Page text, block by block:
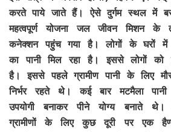
करते पाये जाते हैं। ऐसे दुर्गम स्थल में
महत्वपूर्ण योजना जल जीवन मिशन
कनेक्शन पहुंच गया है। लोगों के घरों
का पानी मिल रहा है। इससे लोगों को
है। इससे पहले ग्रामीण पानी के लिए
निर्भर रहते थे। कई बार मटमैला
उपयोगी बनाकर पीने योग्य बनाते थे।
ग्रामीणों के लिए कुछ दूरी पर एक